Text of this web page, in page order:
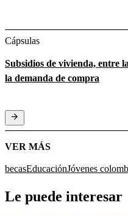
Cápsulas
Subsidios de vivienda, entre
la demanda de compra
VER MÁS
becasEducaciónJóvenes
Le puede interesar